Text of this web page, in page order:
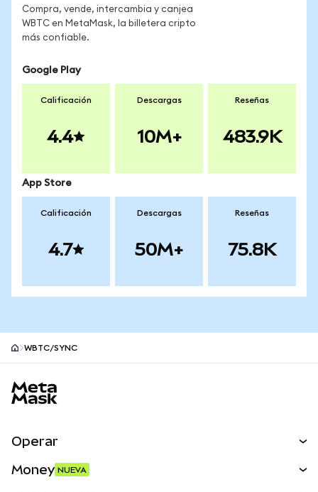
Compra, vende, intercambia y canjea
WBTC en MetaMask, la billetera cripto
más confiable.
Google Play
Calificación
4.4
Descargas
10M+
Reseñas
483.9K
App Store
Calificación
4.7
Descargas
50M+
Reseñas
75.8K
WBTC/SYNC
Operar
Money NUEVA